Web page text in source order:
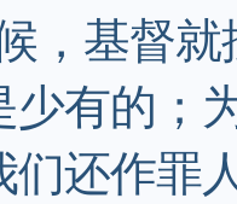
，基督
少有的；
还作罪